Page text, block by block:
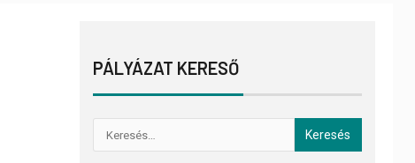
PÁLYÁZAT KERESŐ